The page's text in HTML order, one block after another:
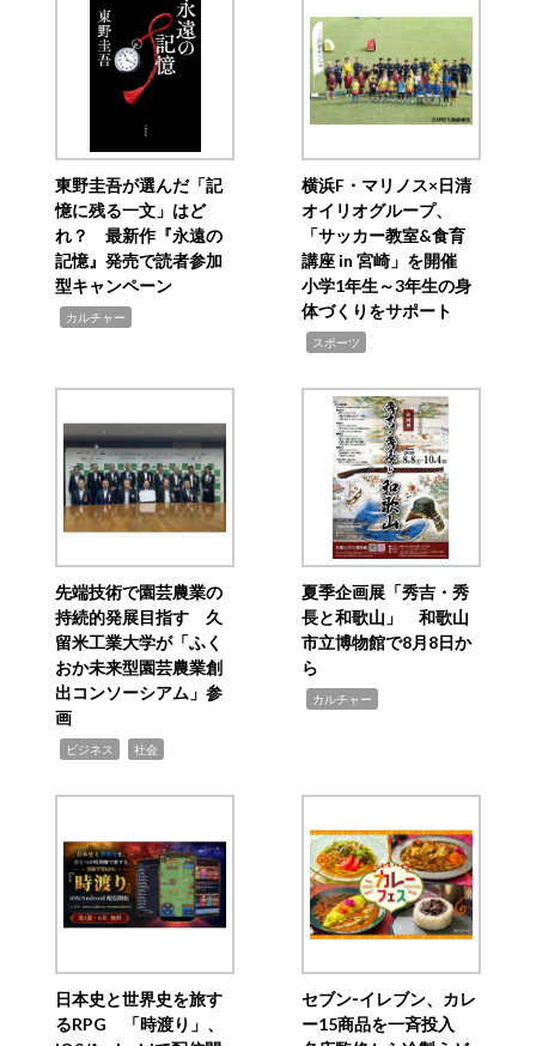
東野圭吾が選んだ「記
憶に残る一文」はど
れ？ 最新作『永遠の
記憶』発売で読者参加
型キャンペーン
カルチャー
横浜F・マリノス×日清
オイリオグループ、
「サッカー教室&食育
講座 in 宮崎」を開催
小学1年生～3年生の身
体づくりをサポート
スポーツ
先端技術で園芸農業の
持続的発展目指す 久
留米工業大学が「ふく
おか未来型園芸農業創
出コンソーシアム」参
画
ビジネス 社会
夏季企画展「秀吉・秀
長と和歌山」 和歌山
市立博物館で8月8日か
ら
カルチャー
日本史と世界史を旅す
るRPG 「時渡り」、
セブン‐イレブン、カレ
ー15商品を一斉投入